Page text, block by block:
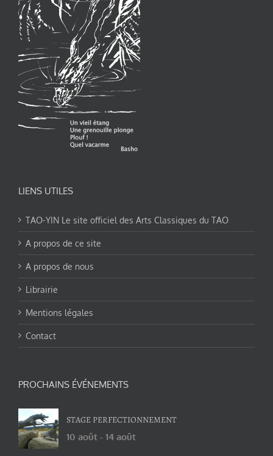
LIENS UTILES
TAO-YIN Le site officiel des Arts Classiques du TAO
A propos de ce site
A propos de nous
Librairie
Mentions légales
Contact
PROCHAINS ÉVÉNEMENTS
STAGE PERFECTIONNEMENT
10 août - 14 août